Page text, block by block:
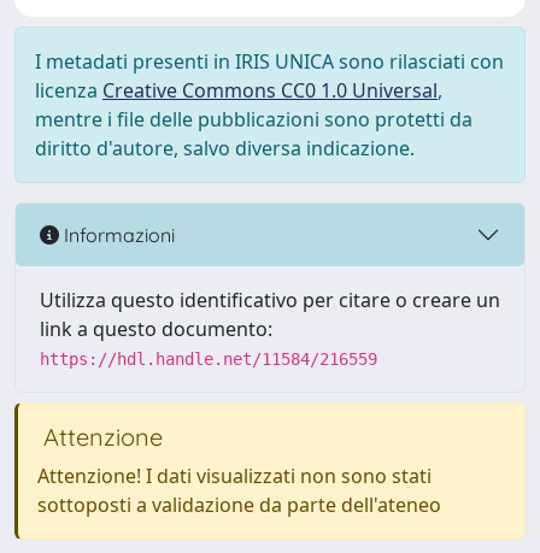
I metadati presenti in IRIS UNICA sono rilasciati con
licenza Creative Commons CC0 1.0 Universal,
mentre i file delle pubblicazioni sono protetti da
diritto d'autore, salvo diversa indicazione.
Informazioni
Utilizza questo identificativo per citare o creare un
link a questo documento:
https://hdl.handle.net/11584/216559
Attenzione
Attenzione! I dati visualizzati non sono stati
sottoposti a validazione da parte dell'ateneo